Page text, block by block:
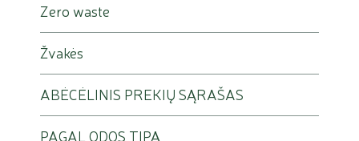
Zero waste
Žvakės
ABĖCĖLINIS PREKIŲ SĄRAŠAS
PAGAL ODOS TIPĄ